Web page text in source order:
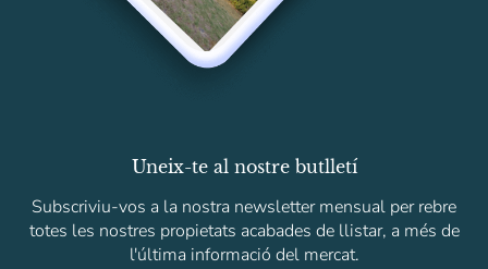
Uneix-te al nostre butlletí
Subscriviu-vos a la nostra newsletter mensual per rebre
totes les nostres propietats acabades de llistar, a més de
l'última informació del mercat.